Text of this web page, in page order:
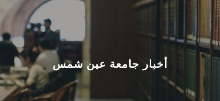
الرئيسيـة
عن الجامعة
القطاعـات
الشئون الأكاديمية
أخبار جامعة عين شمس